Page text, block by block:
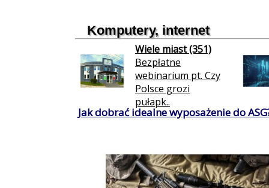
Komputery, internet
Wiele miast (351)
Bezpłatne
webinarium pt. Czy
Polsce grozi
pułapk..
Jak dobrać idealne wyposażenie do